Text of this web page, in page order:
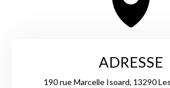
ADRESSE
190 rue Marcelle Isoard, 13290